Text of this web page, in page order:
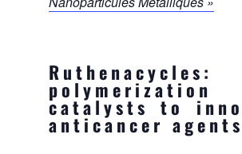
polymerization
catalysts to
anticancer agents